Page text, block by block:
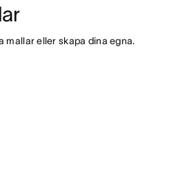
mallar eller skapa dina egna.